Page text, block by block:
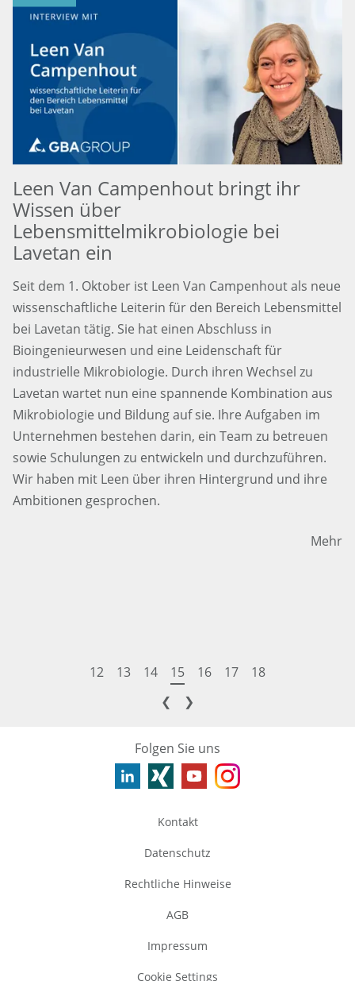
Leen Van Campenhout bringt ihr
Wissen über
Lebensmittelmikrobiologie bei
Lavetan ein
Seit dem 1. Oktober ist Leen Van Campenhout als neue
wissenschaftliche Leiterin für den Bereich Lebensmittel
bei Lavetan tätig. Sie hat einen Abschluss in
Bioingenieurwesen und eine Leidenschaft für
industrielle Mikrobiologie. Durch ihren Wechsel zu
Lavetan wartet nun eine spannende Kombination aus
Mikrobiologie und Bildung auf sie. Ihre Aufgaben im
Unternehmen bestehen darin, ein Team zu betreuen
sowie Schulungen zu entwickeln und durchzuführen.
Wir haben mit Leen über ihren Hintergrund und ihre
Ambitionen gesprochen.
Mehr
12 13 14 15 16 17
18
❮
❯
Folgen Sie uns
Kontakt
Datenschutz
Rechtliche Hinweise
AGB
Impressum
Cookie Settings